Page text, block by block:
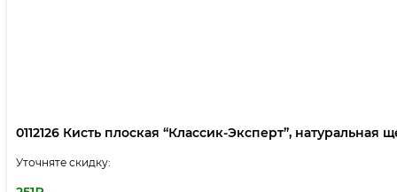
0112126 Кисть плоская “Классик-Эксперт”, натуральная
Уточняте скидку: